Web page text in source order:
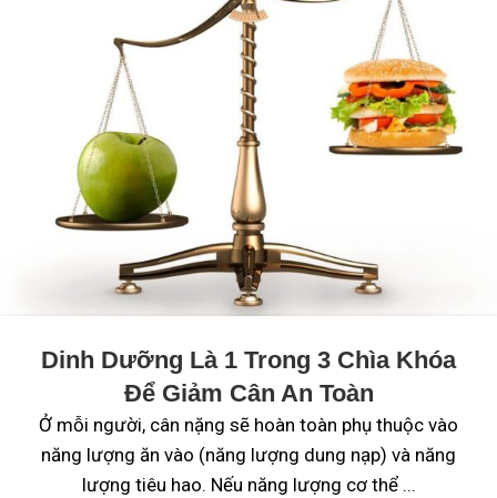
Dinh Dưỡng Là 1 Trong 3 Chìa Khóa
Để Giảm Cân An Toàn
Ở mỗi người, cân nặng sẽ hoàn toàn phụ thuộc vào
năng lượng ăn vào (năng lượng dung nạp) và năng
lượng tiêu hao. Nếu năng lượng cơ thể ...